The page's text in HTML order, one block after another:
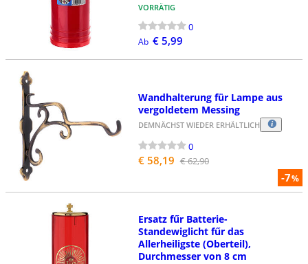
VORRÄTIG
0
Ab € 5,99
-7%
Wandhalterung für Lampe aus
vergoldetem Messing
DEMNÄCHST WIEDER ERHÄLTLICH
0
€ 58,19 € 62,90
Ersatz fűr Batterie-
Standewiglicht fűr das
Allerheiligste (Oberteil),
Durchmesser von 8 cm